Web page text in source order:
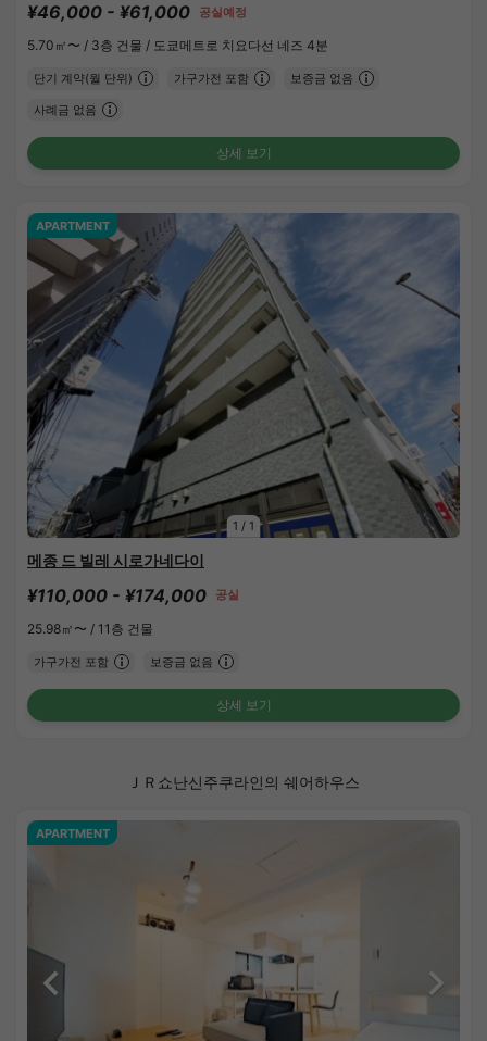
¥46,000 - ¥61,000 공실예정
5.70㎡〜 / 3층 건물 / 도쿄메트로 치요다선 네즈 4분
단기 계약(월 단위) 가구가전 포함 보증금 없음
사례금 없음
상세 보기
1 / 1
APARTMENT
메종 드 빌레 시로가네다이
¥110,000 - ¥174,000 공실
25.98㎡〜 / 11층 건물
가구가전 포함 보증금 없음
상세 보기
ＪＲ쇼난신주쿠라인의 쉐어하우스
APARTMENT